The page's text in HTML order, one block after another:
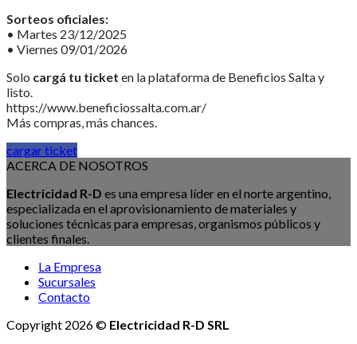
Sorteos oficiales:
• Martes 23/12/2025
• Viernes 09/01/2026
Solo cargá tu ticket en la plataforma de Beneficios Salta y
listo.
https://www.beneficiossalta.com.ar/
Más compras, más chances.
cargar ticket
ACERCA DE NOSOTROS
Electricidad R-D es una empresa líder en el norte argentino,
especializada en el aprovisionamiento de materiales y
soluciones técnicas para empresas, organismos públicos y
clientes finales.
La Empresa
Sucursales
Contacto
Copyright 2026 © Electricidad R-D SRL